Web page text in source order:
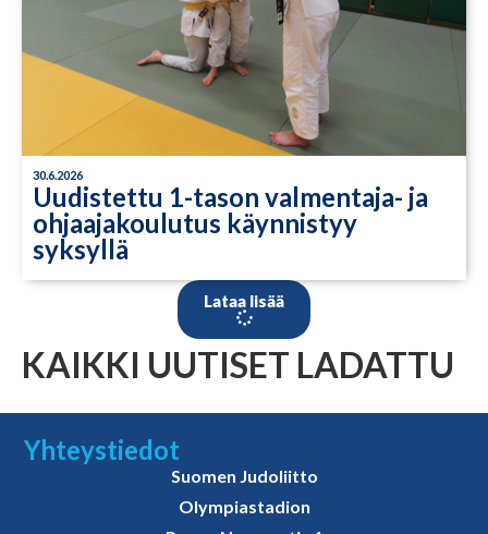
30.6.2026
Uudistettu 1-tason valmentaja- ja
ohjaajakoulutus käynnistyy
syksyllä
Lataa lisää
KAIKKI UUTISET LADATTU
Yhteystiedot
Suomen Judoliitto
Olympiastadion